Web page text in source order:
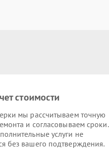
стоимости
мы рассчитываем точную
и согласовываем сроки.
услуги не
без вашего подтверждения.